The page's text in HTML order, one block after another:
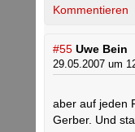
Kommentieren
#55 Uwe Bein
29.05.2007 um
aber auf jeden
Gerber. Und